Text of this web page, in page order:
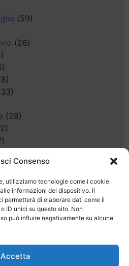
Consenso
utilizziamo tecnologie come i cookie
informazioni del dispositivo. Il
permetterà di elaborare dati come il
ID unici su questo sito. Non
può influire negativamente su alcune
Accetta
(59)
(26)
(28)